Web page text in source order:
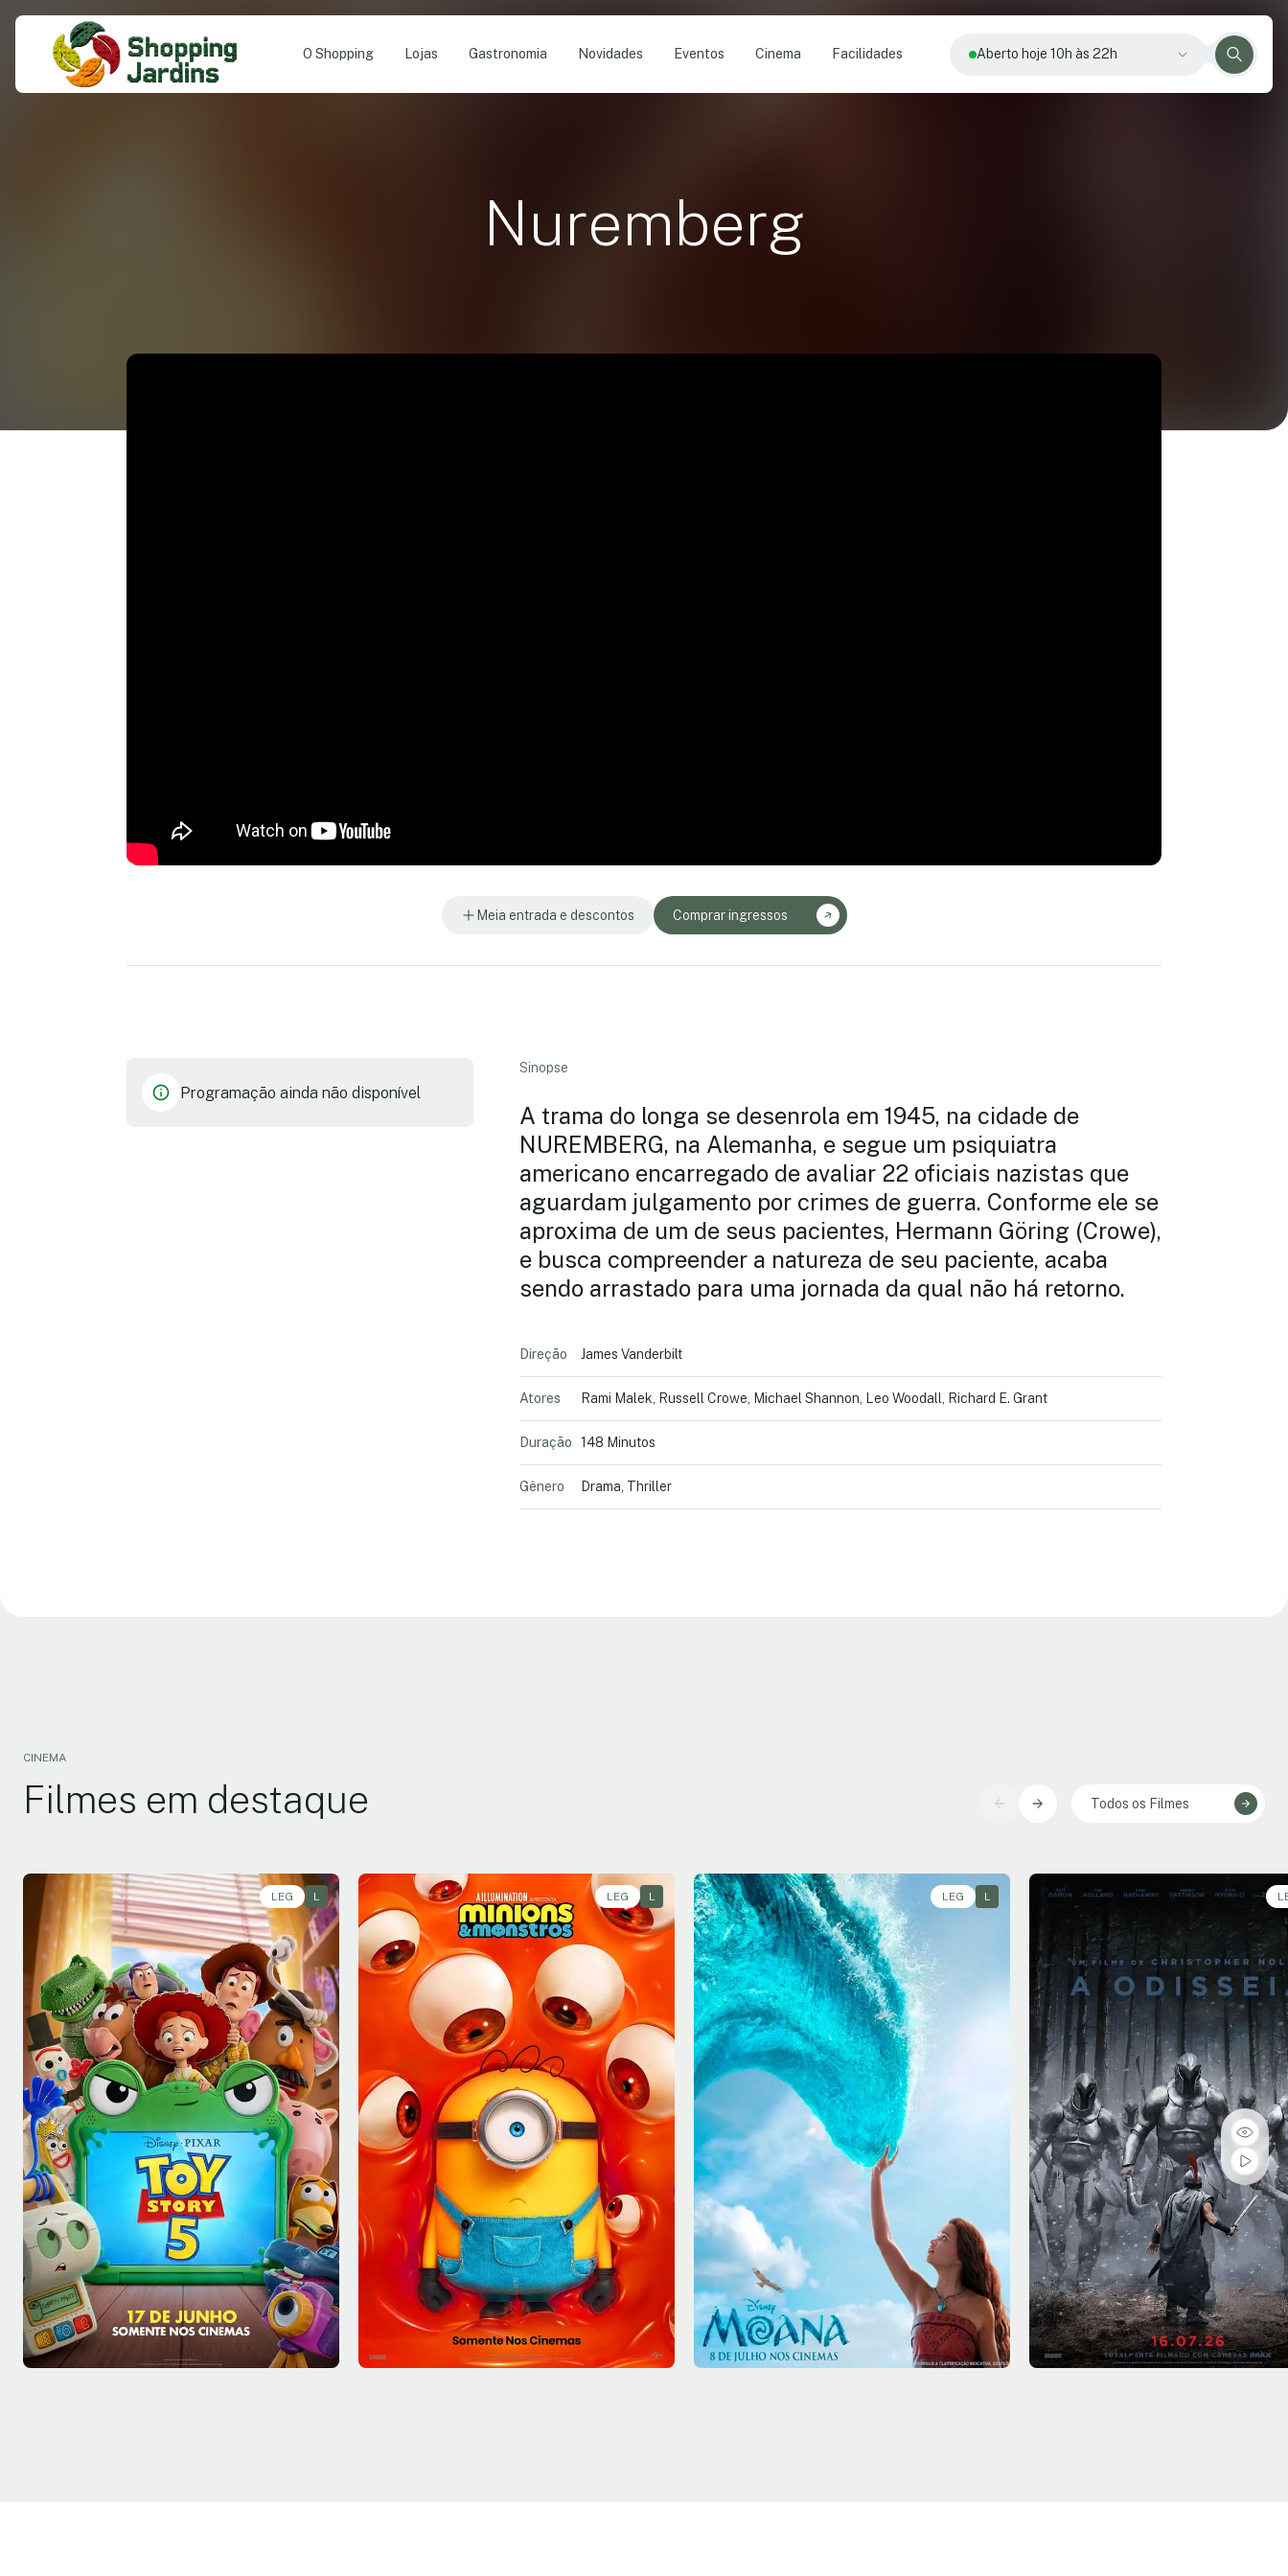
O Shopping Lojas Gastronomia Novidades Eventos Cinema Facilidades Aberto hoje 10h às 22h
Nuremberg
Meia entrada e descontos Comprar ingressos
Programação ainda não disponível
Sinopse
A trama do longa se desenrola em 1945, na cidade de
NUREMBERG, na Alemanha, e segue um psiquiatra
americano encarregado de avaliar 22 oficiais nazistas que
aguardam julgamento por crimes de guerra. Conforme ele se
aproxima de um de seus pacientes, Hermann Göring (Crowe),
e busca compreender a natureza de seu paciente, acaba
sendo arrastado para uma jornada da qual não há retorno.
Direção James Vanderbilt
Atores Rami Malek, Russell Crowe, Michael Shannon, Leo Woodall, Richard E. Grant
Duração 148 Minutos
Gênero Drama, Thriller
CINEMA
Filmes em destaque Todos os Filmes
LEG L
Sex - 07/08
Sala 1 17:30
LEG L
Sex - 07/08
Sala 9 13:30
LEG L
Sex - 07/08
Sala 7 15:50
Sex - 07/08
Sala 4 18:00, 21:30